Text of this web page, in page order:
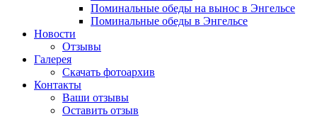
Поминальные обеды на вынос в Энгельсе
Поминальные обеды в Энгельсе
Новости
Отзывы
Галерея
Скачать фотоархив
Контакты
Ваши отзывы
Оставить отзыв